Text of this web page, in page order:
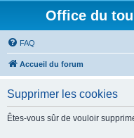
Office du
FAQ
Accueil du forum
Supprimer les cookies
Êtes-vous sûr de vouloir